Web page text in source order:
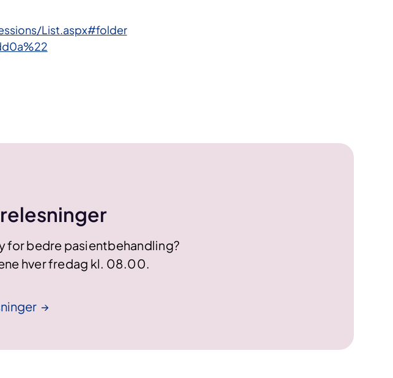
List.aspx#folder
for bedre pasientbehandling?
hver fredag kl. 08.00.